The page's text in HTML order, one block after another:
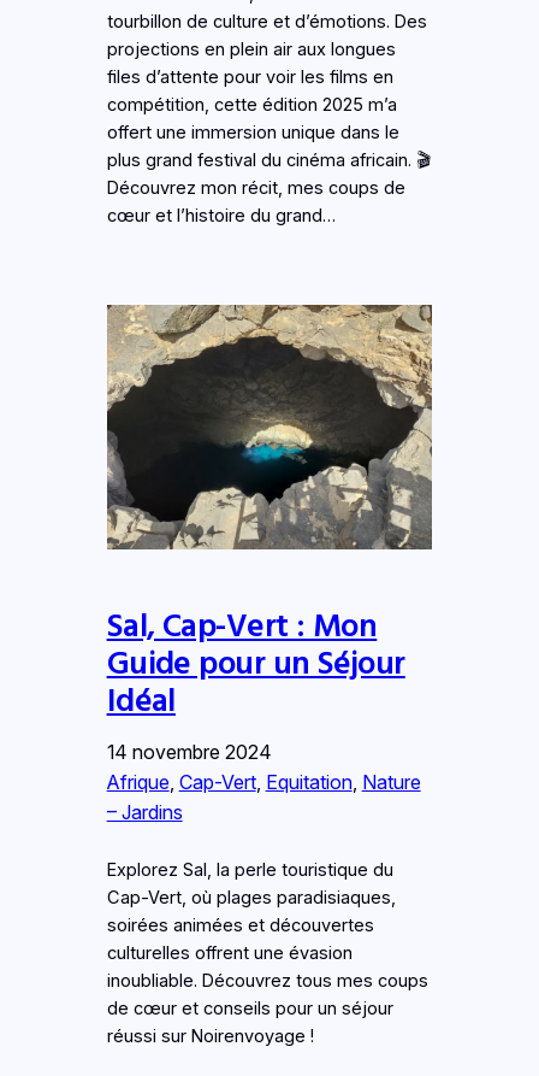
tourbillon de culture et d’émotions. Des
projections en plein air aux longues
files d’attente pour voir les films en
compétition, cette édition 2025 m’a
offert une immersion unique dans le
plus grand festival du cinéma africain. 🎬
Découvrez mon récit, mes coups de
cœur et l’histoire du grand…
Sal, Cap-Vert : Mon
Guide pour un Séjour
Idéal
14 novembre 2024
Afrique, Cap-Vert, Equitation, Nature
– Jardins
Explorez Sal, la perle touristique du
Cap-Vert, où plages paradisiaques,
soirées animées et découvertes
culturelles offrent une évasion
inoubliable. Découvrez tous mes coups
de cœur et conseils pour un séjour
réussi sur Noirenvoyage !